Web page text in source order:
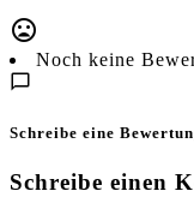
Noch keine
Schreibe eine
Schreibe einen